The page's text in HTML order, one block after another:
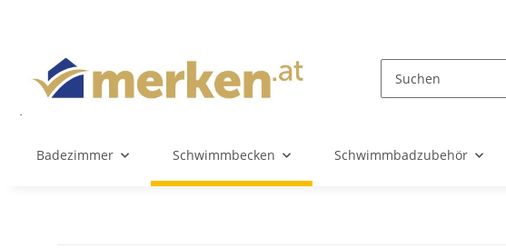
Badezimmer Schwimmbecken Schwimmbadzubehör